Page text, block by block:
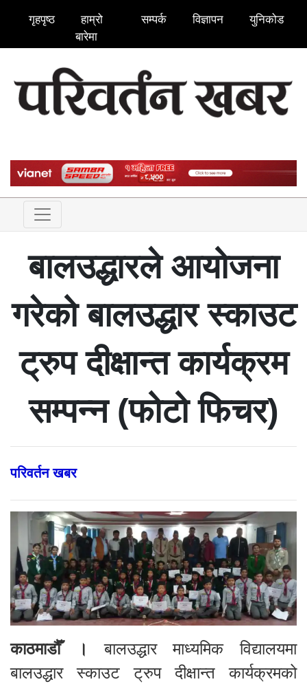
गृहपृष्ठ
हाम्रो
बारेमा
सम्पर्क विज्ञापन युनिकोड
बालउद्धारले आयोजना
गरेको बालउद्धार स्काउट
ट्रुप दीक्षान्त कार्यक्रम
सम्पन्न (फोटो फिचर)
परिवर्तन खबर
काठमाडौँ ।बालउद्धार माध्यमिक विद्यालयमा
बालउद्धार स्काउट ट्रुप दीक्षान्त कार्यक्रमको